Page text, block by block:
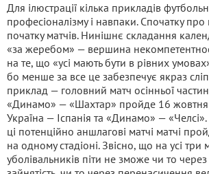
Для ілюстрації кілька прикладів
професіоналізму і навпаки. Спочатку
початку матчів. Нинішнє складання
«за жеребом» — вершина
на те, що «усі мають бути в рівних
бо менше за все це забезпечує якраз
приклад — головний матч осінньої
«Динамо» — «Шахтар» пройде 16
Україна — Іспанія та «Динамо» —
ці потенційно аншлагові матчі матчі
на одному стадіоні. Звісно, що на усі три
уболівальників піти не зможе чи то